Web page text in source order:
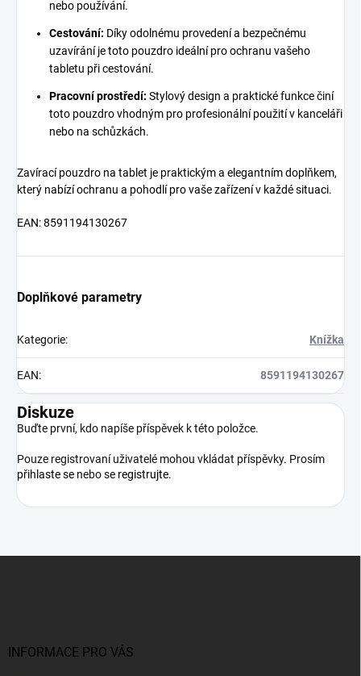
nebo používání.
Cestování: Díky odolnému provedení a bezpečnému
uzavírání je toto pouzdro ideální pro ochranu vašeho
tabletu při cestování.
Pracovní prostředí: Stylový design a praktické funkce činí
toto pouzdro vhodným pro profesionální použití v kanceláři
nebo na schůzkách.
Zavírací pouzdro na tablet je praktickým a elegantním doplňkem,
který nabízí ochranu a pohodlí pro vaše zařízení v každé situaci.
EAN: 8591194130267
Doplňkové parametry
Kategorie: Knížka
EAN: 8591194130267
Diskuze
Buďte první, kdo napíše příspěvek k této položce.
Pouze registrovaní uživatelé mohou vkládat příspěvky. Prosím
přihlaste se nebo se registrujte.
INFORMACE PRO VÁS